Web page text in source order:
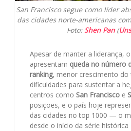
San Francisco segue como líder
das cidades norte-americanas
Foto:Shen Pan(
Apesar de manter a liderança,
apresentam queda no número
ranking, menor crescimento do
dificuldades para sustentar a
centros como San Francisco e
posições, e o país hoje
das cidades no top 1000 — o
desde o início da série histórica